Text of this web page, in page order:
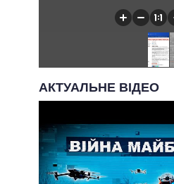
АКТУАЛЬНЕ ВІДЕО